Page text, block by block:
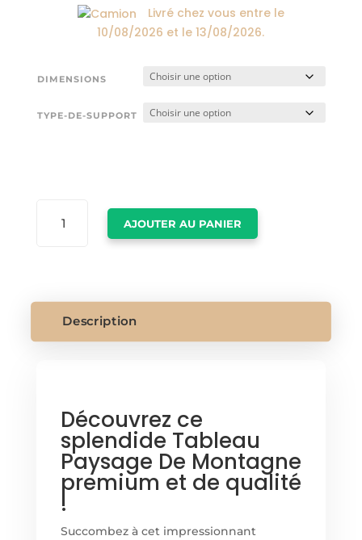
Livré chez vous entre le
10/08/2026 et le13/08/2026.
DIMENSIONS
TYPE-DE-SUPPORT
MONTAGNE
AJOUTER AU PANIER
Description
Découvrez ce
splendide Tableau
Paysage De Montagne
premium et de qualité
!
Succombez à cet impressionnant